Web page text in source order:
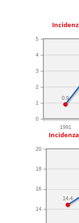
1991
0
1
2
3
4
5
0.9
14
16
18
20
14.4